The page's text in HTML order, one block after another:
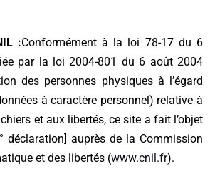
:Conformément à la loi 78-17 du 6
par la loi 2004-801 du 6 août 2004
des personnes physiques à l’égard
à caractère personnel) relative à
et aux libertés, ce site a fait l’objet
déclaration] auprès de la Commission
et des libertés (www.cnil.fr).